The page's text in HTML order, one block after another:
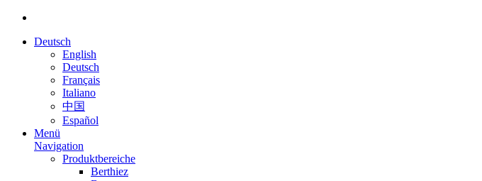
Deutsch
English
Deutsch
Français
Italiano
中国
Español
Menü
Navigation
Produktbereiche
Berthiez